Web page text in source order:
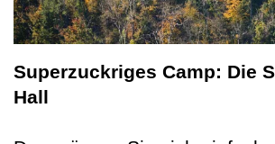
Superzuckriges Camp: Die
Hall